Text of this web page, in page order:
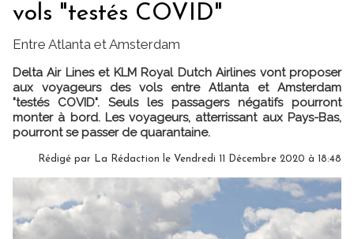
vols "testés COVID"
Entre Atlanta et Amsterdam
Delta Air Lines et KLM Royal Dutch Airlines vont proposer
aux voyageurs des vols entre Atlanta et Amsterdam
"testés COVID". Seuls les passagers négatifs pourront
monter à bord. Les voyageurs, atterrissant aux Pays-Bas,
pourront se passer de quarantaine.
Rédigé par La Rédaction le Vendredi 11 Décembre 2020 à 18:48